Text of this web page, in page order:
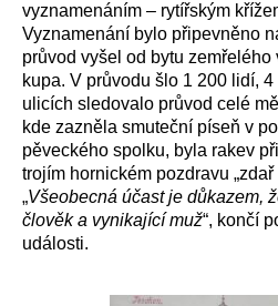
vyznamenáním – rytířským
Vyznamenání bylo připevněno
průvod vyšel od bytu zemřelého
kupa. V průvodu šlo 1 200 lidí,
ulicích sledovalo průvod celé
kde zazněla smuteční píseň v
pěveckého spolku, byla rakev
trojím hornickém pozdravu
„Všeobecná účast je důkazem,
člověk a vynikající muž“, končí
události.